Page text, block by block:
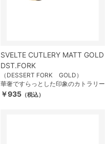
SVELTE CUTLERY MATT GOLD
DST.FORK
（DESSERT FORK GOLD）
華奢ですらっとした印象のカトラリー
￥935 （税込）